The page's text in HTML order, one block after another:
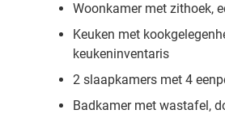
Woonkamer met zithoek,
Keuken met
keukeninventaris
2 slaapkamers met 4
Badkamer met wastafel,